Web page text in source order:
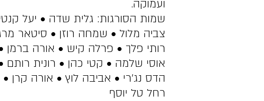
ועמוקה.
שמות הסורגות: גלית שדה • יעל
צביה מלול • שמחה רוזן • סיטאר
רותי פלך • פרלה קיש • אורה ברמן
אוסי שלמה • קטי כהן • רונית רותם
הדס נג'רי • אביבה לוץ • אורה קרן
רחל טל יוסף